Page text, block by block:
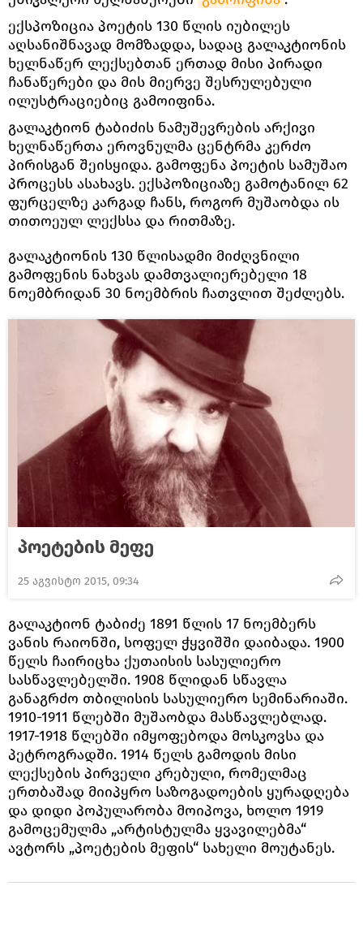
ექსპოზიცია პოეტის 130 წლის იუბილეს
აღსანიშნავად მომზადდა, სადაც გალაკტიონის
ხელნაწერ ლექსებთან ერთად მისი პირადი
ჩანაწერები და მის მიერვე შესრულებული
ილუსტრაციებიც გამოიფინა.
გალაკტიონ ტაბიძის ნამუშევრების არქივი
ხელნაწერთა ეროვნულმა ცენტრმა კერძო
პირისგან შეისყიდა. გამოფენა პოეტის სამუშაო
პროცესს ასახავს. ექსპოზიციაზე გამოტანილ 62
ფურცელზე კარგად ჩანს, როგორ მუშაობდა ის
თითოეულ ლექსსა და რითმაზე.
გალაკტიონის 130 წლისადმი მიძღვნილი
გამოფენის ნახვას დამთვალიერებელი 18
ნოემბრიდან 30 ნოემბრის ჩათვლით შეძლებს.
პოეტების მეფე
25 აგვისტო 2015, 09:34
გალაკტიონ ტაბიძე 1891 წლის 17 ნოემბერს
ვანის რაიონში, სოფელ ჭყვიშში დაიბადა. 1900
წელს ჩაირიცხა ქუთაისის სასულიერო
სასწავლებელში. 1908 წლიდან სწავლა
განაგრძო თბილისის სასულიერო სემინარიაში.
1910-1911 წლებში მუშაობდა მასწავლებლად.
1917-1918 წლებში იმყოფებოდა მოსკოვსა და
პეტროგრადში. 1914 წელს გამოდის მისი
ლექსების პირველი კრებული, რომელმაც
ერთბაშად მიიპყრო საზოგადოების ყურადღება
და დიდი პოპულარობა მოიპოვა, ხოლო 1919
გამოცემულმა „არტისტულმა ყვავილებმა“
ავტორს „პოეტების მეფის“ სახელი მოუტანეს.